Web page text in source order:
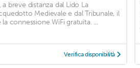
breve distanza dal Lido La
Medievale e dal Tribunale, il
connessione WiFi gratuita. ...
Verifica disponibilità